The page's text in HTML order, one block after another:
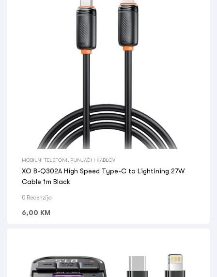
MOBILNI TELEFONI PUNJAČI I KABLOVI
XO B-Q302A High Speed Type-C to Lightining 27W
Cable 1m Black
0 Recenzija
6,00 KM